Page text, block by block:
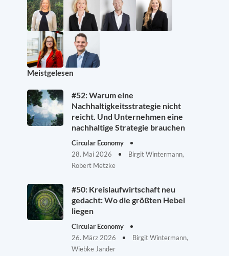
Meistgelesen
#52: Warum eine
Nachhaltigkeitsstrategie nicht
reicht. Und Unternehmen eine
nachhaltige Strategie brauchen
Circular Economy
28. Mai 2026
Birgit Wintermann,
Robert Metzke
#50: Kreislaufwirtschaft neu
gedacht: Wo die größten Hebel
liegen
Circular Economy
26. März 2026
Birgit Wintermann,
Wiebke Jander